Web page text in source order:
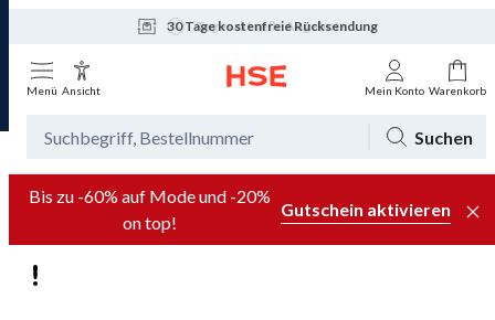
30 Tage kostenfreie Rücksendung
Tagesaktuelle Angebote
Menü Ansicht Mein Konto Warenkorb
Suchen
Bis zu -60% auf Mode und -20%
on top!
Gutschein aktivieren